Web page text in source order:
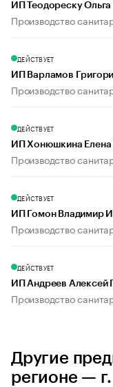
ИП Теодореску
Производство
ДЕЙСТВУЕТ
ИП Варламов
Производство
ДЕЙСТВУЕТ
ИП Хонюшкина Елена
Производство
ДЕЙСТВУЕТ
ИП Гомон Владимир
Производство
ДЕЙСТВУЕТ
ИП Андреев Алексей
Производство
Другие
регионе —